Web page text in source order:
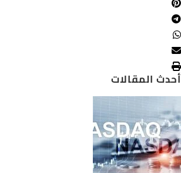
أحدث المقالات